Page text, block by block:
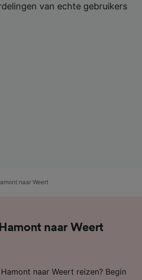
van echte gebruikers
naar Weert
naar Weert
naar Weert reizen? Begin